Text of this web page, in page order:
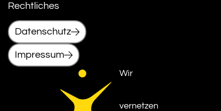
Rechtliches
Datenschutz
Impressum
Wir
vernetzen